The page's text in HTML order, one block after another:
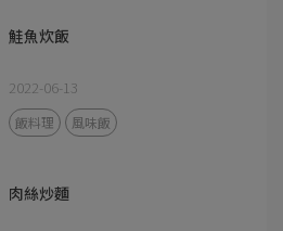
鮭魚炊飯
2022-06-13
飯料理 風味飯
肉絲炒麵